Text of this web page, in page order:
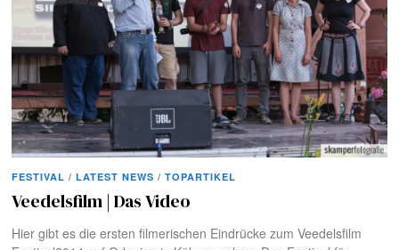
FESTIVAL / LATEST NEWS / TOPARTIKEL
Veedelsfilm | Das Video
Hier gibt es die ersten filmerischen Eindrücke zum Veedelsfilm